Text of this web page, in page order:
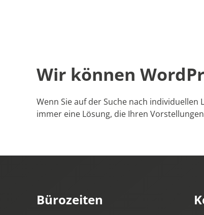
Wir können
Wenn Sie auf der Suche nach
immer eine Lösung, die Ihren
Bürozeiten